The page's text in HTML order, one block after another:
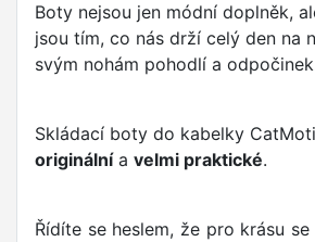
Boty nejsou jen módní doplněk,
jsou tím, co nás drží celý den na
svým nohám pohodlí a
Skládací boty do kabelky
originálnía velmi praktické.
Řídíte se heslem, že pro krásu